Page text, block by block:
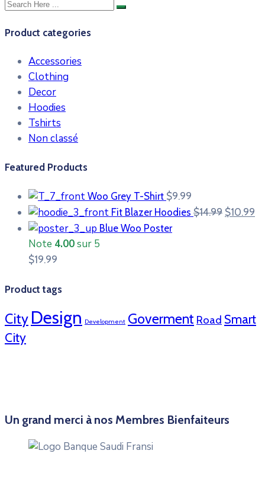
initial
$25.99.
actuel
$19.99.
Product categories
Accessories
Clothing
Decor
Hoodies
Tshirts
Non classé
Featured Products
Woo Grey T-Shirt $9.99
Fit Blazer Hoodies $14.99 Le
$10.99
Blue Woo Poster
Note 4.00sur 5
$19.99
Product tags
City Design Development Goverment Road Smart
City
Un grand merci à nos Membres Bienfaiteurs